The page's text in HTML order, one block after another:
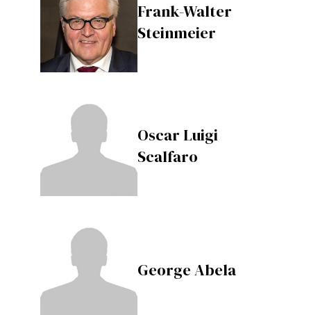
Frank-Walter
Steinmeier
Oscar Luigi
Scalfaro
George Abela